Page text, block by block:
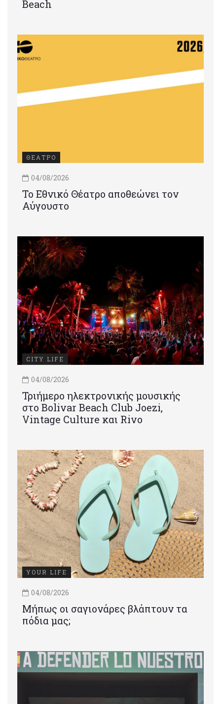
Beach
ΘΕΑΤΡΟ
04/08/2026
Το Εθνικό Θέατρο αποθεώνει τον
Αύγουστο
CITY LIFE
04/08/2026
Τριήμερο ηλεκτρονικής μουσικής
στο Bolivar Beach Club Joezi,
Vintage Culture και Rivo
YOUR LIFE
04/08/2026
Μήπως οι σαγιονάρες βλάπτουν τα
πόδια μας;